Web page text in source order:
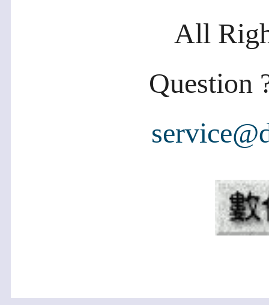
All
Question